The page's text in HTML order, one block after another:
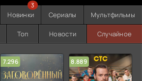
Новинки
3
Сериалы Мультфильмы
Топ Новости Случайное
7.296 8.889